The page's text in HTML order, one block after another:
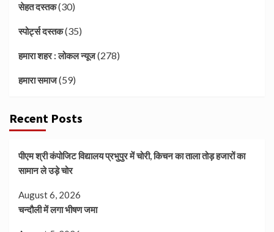
सेहत दस्तक(30)
स्पोर्ट्स दस्तक(35)
हमारा शहर : लोकल न्यूज(278)
हमारा समाज(59)
Recent Posts
पीएम श्री कंपोजिट विद्यालय प्रभुपुर में चोरी, किचन का ताला तोड़ हजारों का
सामान ले उड़े चोर
August 6, 2026
चन्दौली में लगा भीषण जमा